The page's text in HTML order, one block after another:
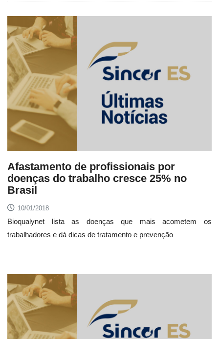
Afastamento de profissionais por
doenças do trabalho cresce 25% no
Brasil
10/01/2018
Bioqualynet lista as doenças que mais acometem os
trabalhadores e dá dicas de tratamento e prevenção